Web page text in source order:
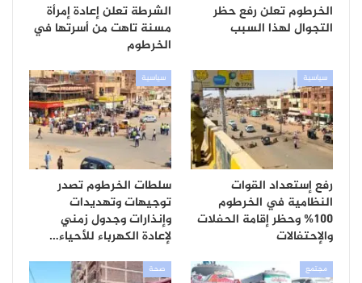
الخرطوم تعلن رفع حظر
التجوال لهذا السبب
الشرطة تعلن إعادة إمرأة
مسنة تاهت من أسرتها في
الخرطوم
سياسية
رفع إستعداد القوات
النظامية في الخرطوم
100% وحظر إقامة الحفلات
والإحتفالات
سياسية
سلطات الخرطوم تصدر
توجيهات وتهديدات
وإنذارات وجدول زمني
لإعادة الكهرباء للأحياء…
مجتمع صحة